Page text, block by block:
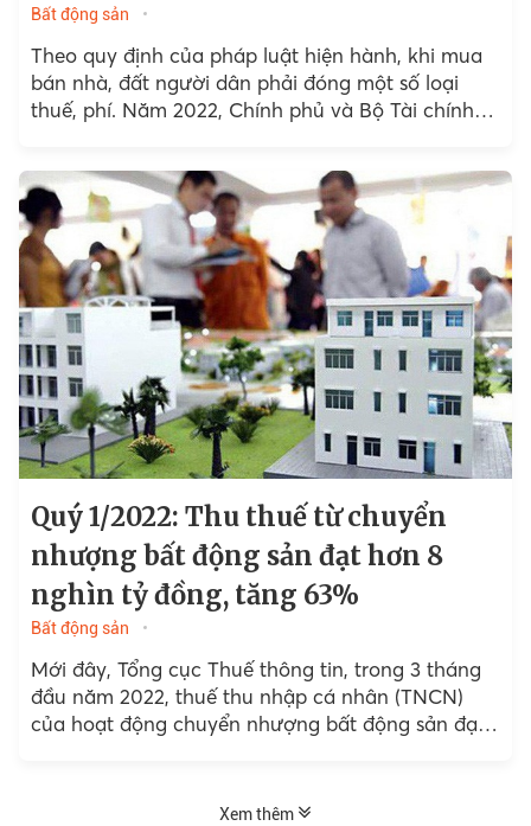
Bất động sản
Theo quy định của pháp luật hiện hành, khi mua
bán nhà, đất người dân phải đóng một số loại
thuế, phí. Năm 2022, Chính phủ và Bộ Tài chính
Quý 1/2022: Thu thuế từ chuyển
nhượng bất động sản đạt hơn 8
nghìn tỷ đồng, tăng 63%
Bất động sản
Mới đây, Tổng cục Thuế thông tin, trong 3 tháng
đầu năm 2022, thuế thu nhập cá nhân (TNCN)
của hoạt động chuyển nhượng bất động sản đạt
Xem thêm